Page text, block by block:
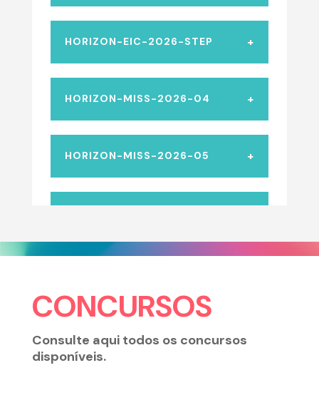
CONCURSOS
Consulte aqui todos os concursos
disponíveis.